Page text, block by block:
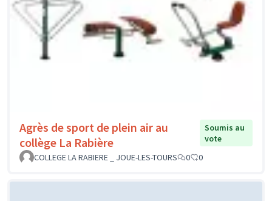
Agrès de sport de plein air au
collège La Rabière
Soumis au
vote
COLLEGE LA RABIERE _ JOUE-LES-TOURS
0 0